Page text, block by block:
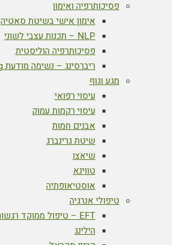
פסיכותרפיה ואימון
אימון אישי בשיטת סאטיה
NLP – תכנות עצבי לשוני
פסיכותרפיה הוליסטית
ריברסינג – נשימה מודעת Rebirthing
מגע וגוף
עיסוי רפואי
עיסוי רקמות עמוק
אבנים חמות
שיטת גרינברג
שיאצו
טווינא
אוסטיאופתיה
טיפולי אנרגיה
EFT – טיפול ממוקד רגשות
הילינג